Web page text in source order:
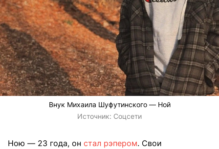
Внук Михаила Шуфутинского — Ной
Источник: Соцсети
Ною — 23 года, он стал рэпером. Свои